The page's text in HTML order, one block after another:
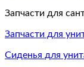
Запчасти для
Запчасти для
Сиденья для